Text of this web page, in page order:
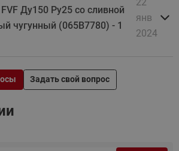
Ду150 Ру25 со сливной
чугунный (065B7780) - 1
янв
2024
Задать свой вопрос